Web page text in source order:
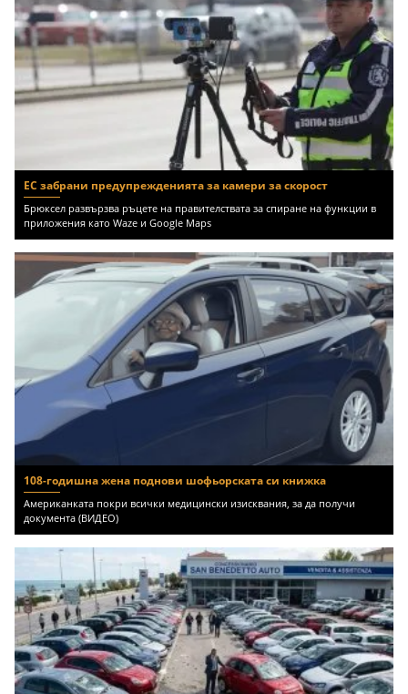
ЕС забрани предупрежденията за камери за скорост
Брюксел развързва ръцете на правителствата за спиране на функции в
приложения като Waze и Google Maps
108-годишна жена поднови шофьорската си книжка
Американката покри всички медицински изисквания, за да получи
документа (ВИДЕО)